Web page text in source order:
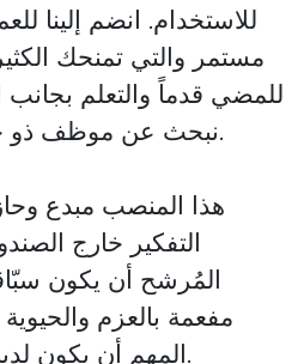
للاستخدام. انضم إلينا
مستمر والتي تمنحك
للمضي قدماً والتعلم بجانب
نبحث عن موظف ذو خبرة ومميز في عمله.
هذا المنصب مبدع
التفكير خارج
المُرشح أن يكون
مفعمة بالعزم
المهم أن يكون لديه مهارة حل المشاكل.